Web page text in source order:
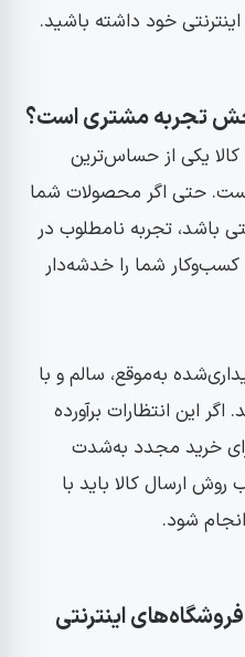
خود داشته باشید.
تجربه مشتری است؟
کالا یکی از حساس‌ترین
حتی اگر محصولات شما
باشد، تجربه نامطلوب در
کسب‌وکار شما را خدشه‌دار
به‌موقع، سالم و با
این انتظارات برآورده
خرید مجدد به‌شدت
روش ارسال کالا باید با
شود.
اینترنتی